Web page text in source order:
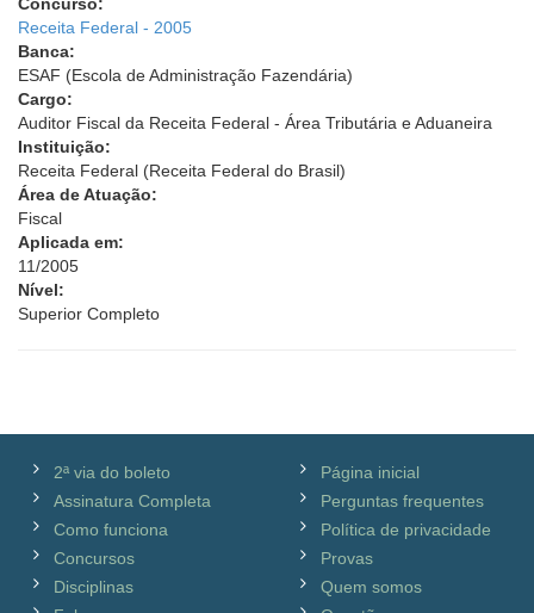
Receita Federal - 2005
Banca:
ESAF (Escola de Administração Fazendária)
Cargo:
Auditor Fiscal da Receita Federal - Área Tributária e Aduaneira
Instituição:
Receita Federal (Receita Federal do Brasil)
Área de Atuação:
Fiscal
Aplicada em:
11/2005
Nível:
Superior Completo
2ª via do boleto
Assinatura Completa
Como funciona
Concursos
Disciplinas
Página inicial
Perguntas frequentes
Política de privacidade
Provas
Quem somos